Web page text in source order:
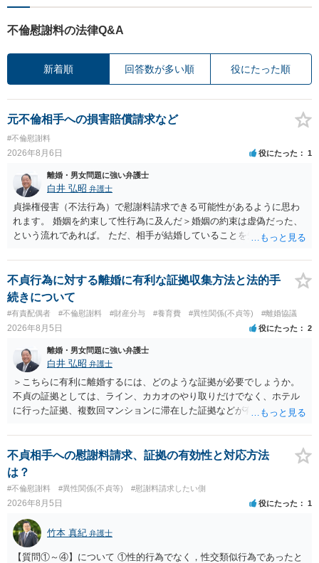
不倫慰謝料の法律Q&A
新着順 回答数が多い順 役にたった順
元不倫相手への損害賠償請求など
#不倫慰謝料
2026年8月6日 役にたった 1
離婚・男女問題に強い弁護士
白井 弘昭 弁護士
貞操権侵害（不法行為）で慰謝料請求できる可能性があるように思わ
れます。 婚姻を約束して性行為に及んだ＞婚姻の約束は虚偽だった、
という流れであれば。 ただ、相手が結婚していることを知って行為に
性も認められそうですので、あまり慰謝料は高額にならないように思
われます。 一度、最寄りの弁護士に相談してみてください。
不貞行為に対する離婚に有利な証拠収集方法と法的手
続きについて
#有責配偶者 #不倫慰謝料 #財産分与 #養育費 #異性関係(不貞等) #離婚協議
2026年8月5日 役にたった 2
離婚・男女問題に強い弁護士
白井 弘昭 弁護士
＞こちらに有利に離婚するには、どのような証拠が必要でしょうか。
不貞の証拠としては、ライン、カカオのやり取りだけでなく、ホテル
に行った証拠、複数回マンションに滞在した証拠などが有効です。 不
婚する、慰謝料をとるなど）ことができると思われます。 ただし、不
貞発覚後、長期間同居を続けると、不貞を許したとの評価につながる
場合がありますので、ご注意ください。 以上、ご参考まで。
不貞相手への慰謝料請求、証拠の有効性と対応方法
は？
#不倫慰謝料 #異性関係(不貞等) #慰謝料請求したい側
2026年8月5日 役にたった 1
竹本 真紀 弁護士
【質問①～④】について ①性的行為でなく，性交類似行為であったと